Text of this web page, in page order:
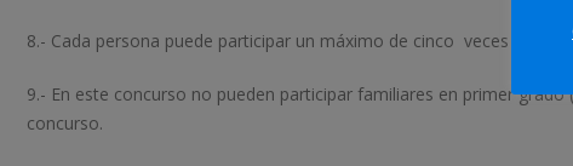
8.- Cada persona puede participar un máximo de cinco veces en
9.- En este concurso no pueden participar familiares en primer
concurso.